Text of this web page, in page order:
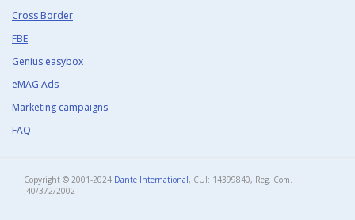
Cross Border
FBE
Genius easybox
eMAG Ads
Marketing campaigns
FAQ
Copyright © 2001-2024 Dante International, CUI: 14399840, Reg. Com.
J40/372/2002​